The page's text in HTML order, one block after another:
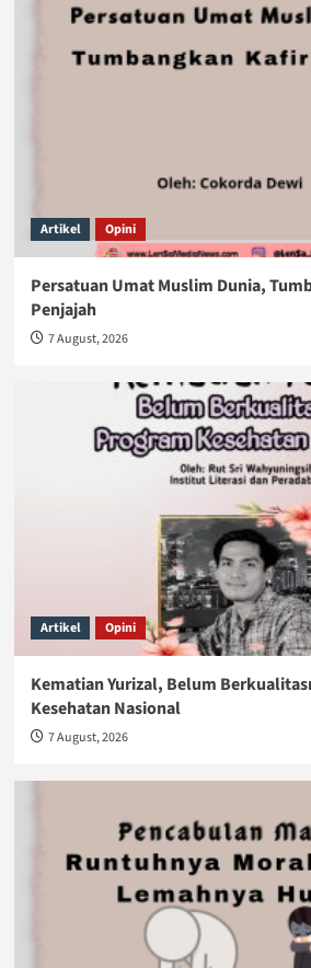
Artikel Opini
Persatuan Umat Muslim Dunia,
Penjajah
7 August, 2026
Artikel Opini
Kematian Yurizal, Belum
Kesehatan Nasional
7 August, 2026